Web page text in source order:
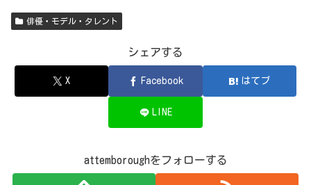
俳優・モデル・タレント
シェアする
X Facebook はてブ
LINE
attemboroughをフォローする